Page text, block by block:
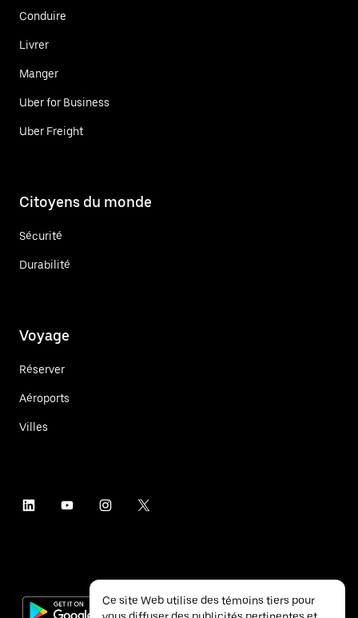
Conduire
Livrer
Manger
Uber for Business
Uber Freight
Citoyens du monde
Sécurité
Durabilité
Voyage
Réserver
Aéroports
Villes
Ce site Web utilise des témoins tiers pour